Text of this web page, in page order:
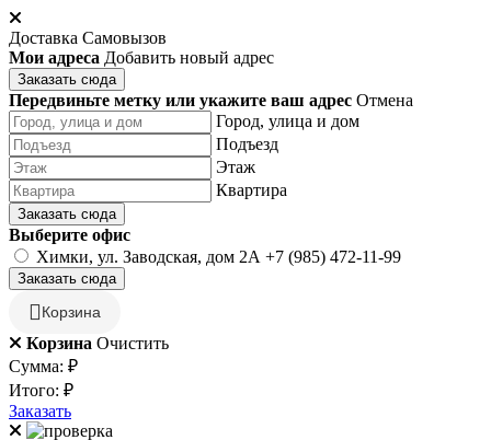
Доставка Самовызов
Мои адреса Добавить новый адрес
Заказать сюда
Передвиньте метку или укажите ваш адрес Отмена
Город, улица и дом
Подъезд
Этаж
Квартира
Заказать сюда
Выберите офис
Химки, ул. Заводская, дом 2А +7 (985) 472-11-99
Заказать сюда
Корзина
Корзина Очистить
Сумма: ₽
Итого: ₽
Заказать